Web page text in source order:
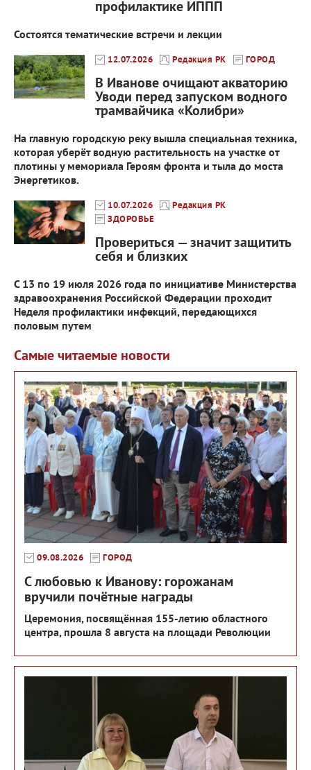
профилактике ИППП
Состоятся тематические встречи и лекции
12.07.2026 Редакция РК ГОРОД
В Иванове очищают акваторию
Уводи перед запуском водного
трамвайчика «Колибри»
На главную городскую реку вышла специальная техника,
которая уберёт водную растительность на участке от
плотины у мемориала Героям фронта и тыла до моста
Энергетиков.
10.07.2026
Редакция РК
ЗДОРОВЬЕ
Провериться — значит защитить
себя и близких
С 13 по 19 июля 2026 года по инициативе Министерства
здравоохранения Российской Федерации проходит
Неделя профилактики инфекций, передающихся
половым путем
Самые читаемые новости
09.08.2026 ГОРОД
С любовью к Иванову: горожанам
вручили почётные награды
Церемония, посвящённая 155-летию областного
центра, прошла 8 августа на площади Революции